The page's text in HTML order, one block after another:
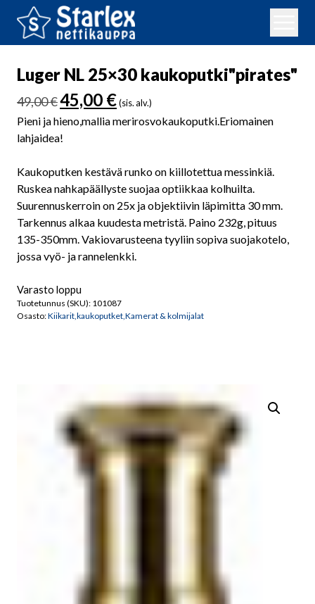
Luger NL 25×30 kaukoputki"pirates"
49,00€ Alkuperäinen
hinta
oli:
49,00 €.
45,00 €Nykyinen
hinta
on:
(sis. alv.)
Pieni ja hieno,mallia merirosvokaukoputki.Eriomainen
lahjaidea!
Kaukoputken kestävä runko on kiillotettua messinkiä.
Ruskea nahkapäällyste suojaa optiikkaa kolhuilta.
Suurennuskerroin on 25x ja objektiivin läpimitta 30 mm.
Tarkennus alkaa kuudesta metristä. Paino 232g, pituus
135-350mm. Vakiovarusteena tyyliin sopiva suojakotelo,
jossa vyö- ja rannelenkki.
Varasto loppu
Tuotetunnus (SKU): 101087
Osasto:Kiikarit,kaukoputket,Kamerat & kolmijalat